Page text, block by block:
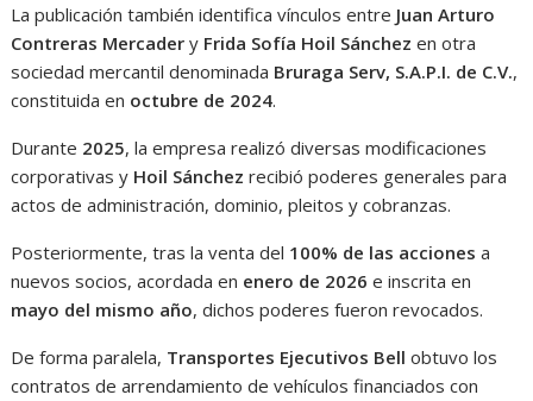
La publicación también identifica vínculos entre Juan Arturo
Contreras Mercader y Frida Sofía Hoil Sánchez en otra
sociedad mercantil denominada Bruraga Serv, S.A.P.I. de C.V.,
constituida en octubre de 2024.
Durante 2025, la empresa realizó diversas modificaciones
corporativas y Hoil Sánchez recibió poderes generales para
actos de administración, dominio, pleitos y cobranzas.
Posteriormente, tras la venta del 100% de las acciones a
nuevos socios, acordada en enero de 2026 e inscrita en
mayo del mismo año, dichos poderes fueron revocados.
De forma paralela, Transportes Ejecutivos Bell obtuvo los
contratos de arrendamiento de vehículos financiados con